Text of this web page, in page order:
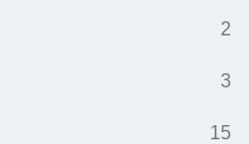
2
3
15